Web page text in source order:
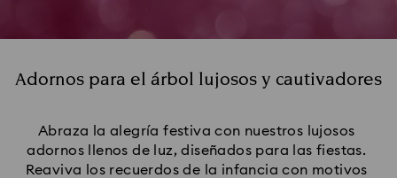
Adornos para el árbol lujosos y cautivadores
Abraza la alegría festiva con nuestros lujosos
adornos llenos de luz, diseñados para las fiestas.
Reaviva los recuerdos de la infancia con motivos